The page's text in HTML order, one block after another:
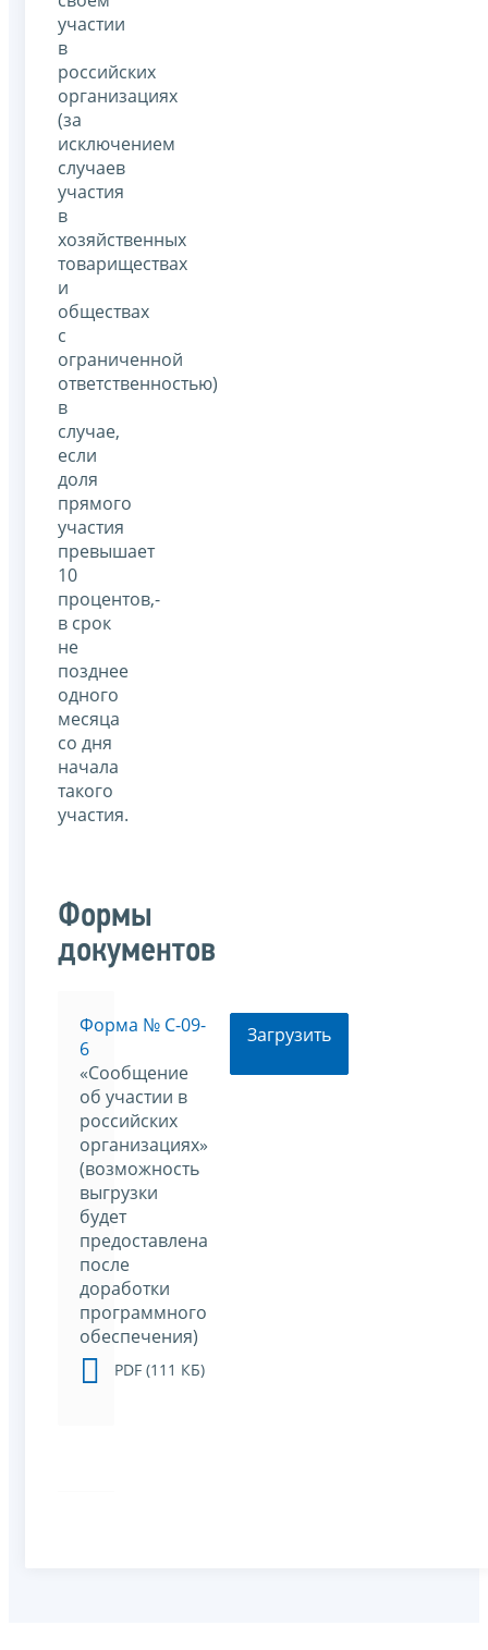
участии
в
российских
организациях
(за
исключением
случаев
участия
в
хозяйственных
товариществах
и
обществах
с
ограниченной
ответственностью)
в
случае,
если
доля
прямого
участия
превышает
10
процентов,-
в срок
не
позднее
одного
месяца
со дня
начала
такого
участия.
Формы
документов
Форма № С-09-
6
«Сообщение
об участии в
российских
организациях»
(возможность
выгрузки
будет
предоставлена
после
доработки
программного
обеспечения)
PDF (111 КБ)
Загрузить